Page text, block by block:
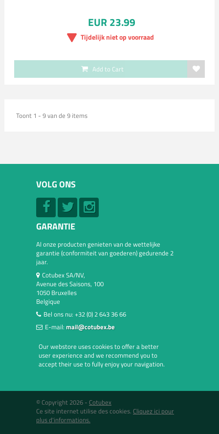
EUR 23.99
Tijdelijk niet op voorraad
Add to Cart
Toont 1 - 9 van de 9 items
VOLG ONS
GARANTIE
Al onze producten genieten van de wettelijke
garantie (conformiteit van goederen) gedurende 2
jaar.
Cotubex SA/NV,
Avenue des Saisons, 100
1050 Bruxelles
Belgique
Bel ons nu: +32 (0) 2 643 36 66
E-mail: mail@cotubex.be
Our webstore uses cookies to offer a better
user experience and we recommend you to
accept their use to fully enjoy your navigation.
© Copyright 2026 - Cotubex
Ce site internet utilise des cookies. Cliquez ici pour
plus d'informations.